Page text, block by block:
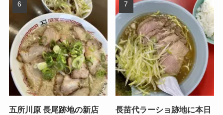
五所川原 長尾跡地の新店
長苗代ラーショ跡地に本日